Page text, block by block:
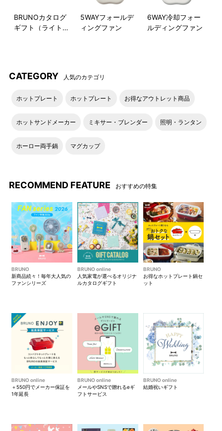
や小型のガイドブックが収納
できます。
ナーポケット
るシーンを考え、指を引っ掛
けてスムーズに開閉できるよ
う大きなリングに。
BRUNOカタログ
ギフト（ライトブ
5WAYフォールデ
ィングファン
6WAY冷却フォー
ルディングファン
CATEGORY 人気のカテゴリ
ホットプレート ホットプレート お得なアウトレット商品
ホットサンドメーカー ミキサー・ブレンダー 照明・ランタン
ホーロー両手鍋 マグカップ
RECOMMEND FEATURE おすすめの特集
BRUNO
新商品続々！毎年大人気の
ファンシリーズ
BRUNO online
人気家電が選べるオリジナ
ルカタログギフト
BRUNO
お得なホットプレート鍋セ
ット
BRUNO online
＋550円でメーカー保証を
1年延長
BRUNO online
メールやSNSで贈れるeギ
フトサービス
BRUNO online
結婚祝いギフト